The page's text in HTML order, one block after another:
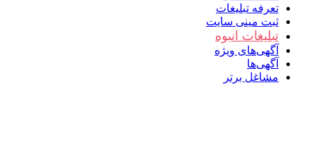
تعرفه تبلیغات
ثبت مینی سایت
تبلیغات انبوه
آگهی‌های ویژه
آگهی‌ها
مشاغل برتر